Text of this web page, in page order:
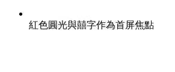
紅色圓光與囍字作為首屏焦點